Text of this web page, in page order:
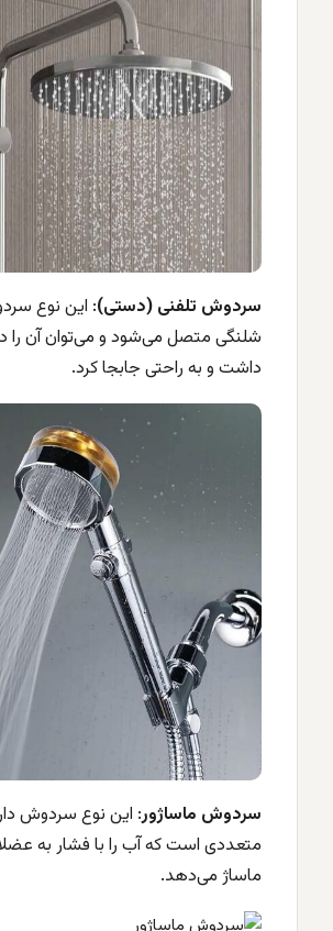
سردوش تلفنی (دستی): این نوع
شلنگی متصل می‌شود و می‌توان آن را
داشت و به راحتی جابجا کرد.
سردوش ماساژور: این نوع سردوش
متعددی است که آب را با فشار به
ماساژ می‌دهد.